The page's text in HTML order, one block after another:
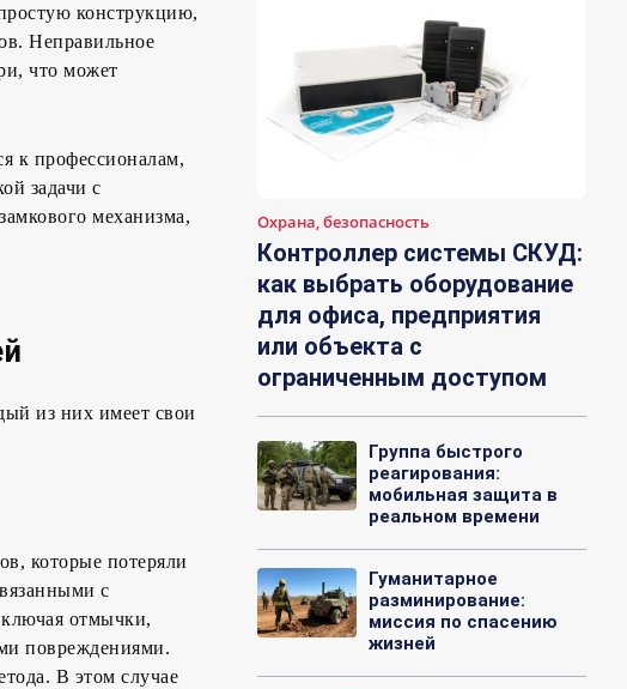
конструкцию,
Неправильное
что может
к профессионалам,
задачи с
механизма,
из них имеет свои
которые потеряли
с
отмычки,
повреждениями.
В этом случае
Охрана, безопасность
Контроллер системы СКУД:
как выбрать оборудование
для офиса, предприятия
или объекта с
ограниченным доступом
Группа быстрого
реагирования:
мобильная защита в
реальном времени
Гуманитарное
разминирование:
миссия по спасению
жизней